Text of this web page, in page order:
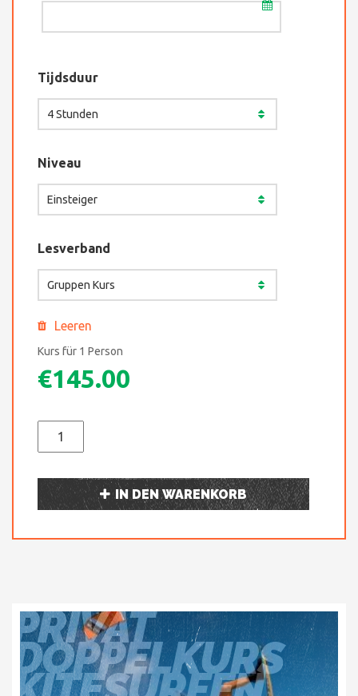
Tijdsduur
Niveau
Lesverband
Leeren
Kurs für 1 Person
€145.00
IN DEN WARENKORB
PRIVAT
DOPPELKURS